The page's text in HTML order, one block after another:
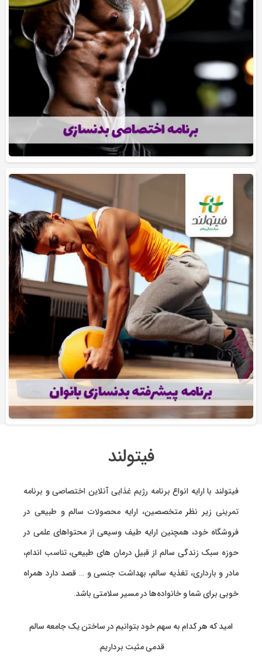
فیتولند
فیتولند با ارایه انواع برنامه رژیم غذایی آنلاین اختصاصیو برنامه
تمرینیزیر نظر متخصصین، ارایه محصولات سالم و طبیعی در
فروشگاه خود، همچنین ارایه طیف وسیعی از محتواهای علمی در
حوزه سبک زندگی سالم از قبیل درمان های طبیعی، تناسب اندام،
مادر و بارداری، تغذیه سالم، بهداشت جنسی و … قصد دارد همراه
خوبی برای شما و خانواده‌ها در مسیر سلامتی باشد.
امید که هر کدام به سهم خود بتوانیم در ساختن یک جامعه سالم
قدمی مثبت برداریم.